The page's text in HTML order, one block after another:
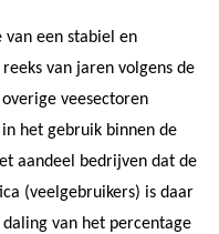
van een stabiel en
van jaren volgens de
veesectoren
het gebruik binnen de
aandeel bedrijven dat de
(veelgebruikers) is daar
daling van het percentage